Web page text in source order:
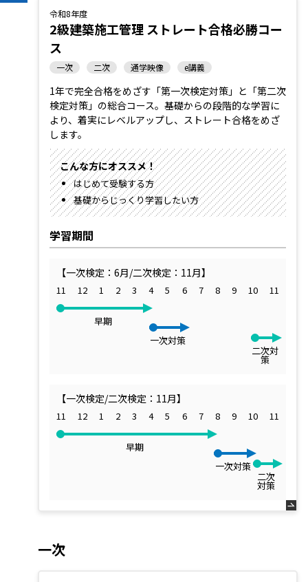
令和8年度
2級建築施工管理 ストレート合格必勝コー
ス
一次 二次 通学映像 e講義
1年で完全合格をめざす「第一次検定対策」と「第二次
検定対策」の総合コース。基礎からの段階的な学習に
より、着実にレベルアップし、ストレート合格をめざ
します。
こんな方にオススメ！
はじめて受験する方
基礎からじっくり学習したい方
学習期間
【一次検定：6月/二次検定：11月】
11 12 1 2 3 4 5 6 7 8 9 10 11
早期
一次対策
二次対
策
【一次検定/二次検定：11月】
11 12 1 2 3 4 5 6 7 8 9 10 11
早期
一次対策
二次
対策
一次